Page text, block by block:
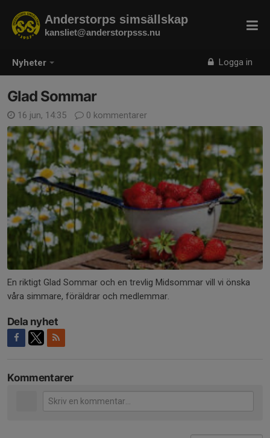
Nyheter Logga in
Anderstorps simsällskap
kansliet@anderstorpsss.nu
Glad Sommar
16 jun, 14:35 0 kommentarer
En riktigt Glad Sommar och en trevlig Midsommar vill vi önska
våra simmare, föräldrar och medlemmar.
Dela nyhet
Kommentarer